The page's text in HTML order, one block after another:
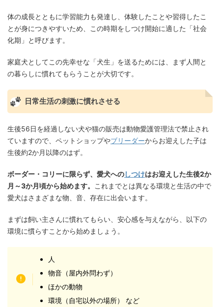
体の成長とともに学習能力も発達し、体験したことや習得したこ
とが身につきやすいため、この時期をしつけ開始に適した「社会
化期」と呼びます。
家庭犬としてこの先幸せな「犬生」を送るためには、まず人間と
の暮らしに慣れてもらうことが大切です。
日常生活の刺激に慣れさせる
生後56日を経過しない犬や猫の販売は動物愛護管理法で禁止され
ていますので、ペットショップやブリーダーからお迎えした子は
生後約2か月以降のはず。
ボーダー・コリーに限らず、愛犬へのしつけはお迎えした生後2か
月～3か月頃から始めます。
これまでとは異なる環境と生活の中で
愛犬はさまざまな物、音、存在に出会います。
まずは飼い主さんに慣れてもらい、安心感を与えながら、以下の
環境に慣らすことから始めましょう。
人
物音（屋内外問わず）
ほかの動物
環境（自宅以外の場所） など